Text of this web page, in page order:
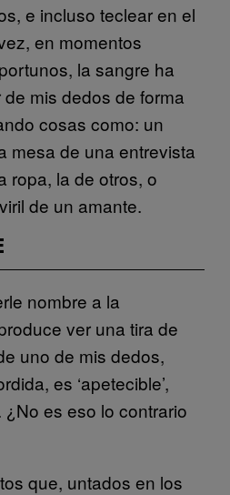
e incluso teclear en el
en momentos
la sangre ha
mis dedos de forma
cosas como: un
mesa de una entrevista
ropa, la de otros, o
de un amante.
nombre a la
ver una tira de
uno de mis dedos,
es ‘apetecible’,
¿No es eso lo contrario
que, untados en los